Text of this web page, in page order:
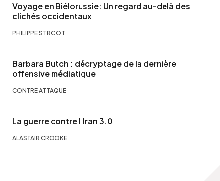
Voyage en Biélorussie: Un regard au-delà des
clichés occidentaux
PHILIPPE STROOT
Barbara Butch : décryptage de la dernière
offensive médiatique
CONTRE ATTAQUE
La guerre contre l’Iran 3.0
ALASTAIR CROOKE